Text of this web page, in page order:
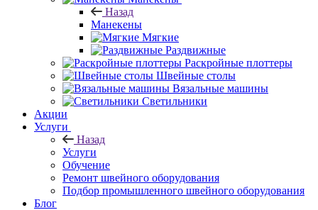
Назад
Манекены
Мягкие
Раздвижные
Раскройные плоттеры
Швейные столы
Вязальные машины
Светильники
Акции
Услуги
Назад
Услуги
Обучение
Ремонт швейного оборудования
Подбор промышленного швейного оборудования
Блог